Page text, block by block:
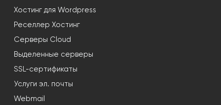
Хостинг для Wordpress
Реселлер Хостинг
Серверы Cloud
Выделенные серверы
SSL-сертификаты
Услуги эл. почты
Webmail